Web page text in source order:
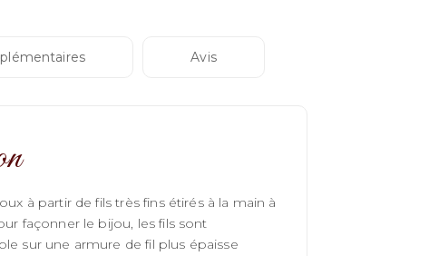
Avis
à partir de fils très fins étirés à la main à
façonner le bijou, les fils sont
sur une armure de fil plus épaisse